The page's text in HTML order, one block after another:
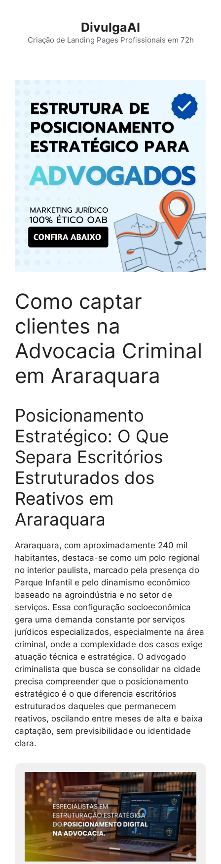
conteúdo
DivulgaAI
Criação de Landing Pages Profissionais em 72h
Como captar
clientes na
Advocacia Criminal
em Araraquara
Posicionamento
Estratégico: O Que
Separa Escritórios
Estruturados dos
Reativos em
Araraquara
Araraquara, com aproximadamente 240 mil
habitantes, destaca-se como um polo regional
no interior paulista, marcado pela presença do
Parque Infantil e pelo dinamismo econômico
baseado na agroindústria e no setor de
serviços. Essa configuração socioeconômica
gera uma demanda constante por serviços
jurídicos especializados, especialmente na área
criminal, onde a complexidade dos casos exige
atuação técnica e estratégica. O advogado
criminalista que busca se consolidar na cidade
precisa compreender que o posicionamento
estratégico é o que diferencia escritórios
estruturados daqueles que permanecem
reativos, oscilando entre meses de alta e baixa
captação, sem previsibilidade ou identidade
clara.